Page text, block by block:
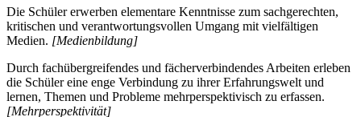
Die Schüler erwerben elementare Kenntnisse zum sachgerechten,
kritischen und verantwortungsvollen Umgang mit vielfältigen
Medien. [Medienbildung]
Durch fachübergreifendes und fächerverbindendes Arbeiten erleben
die Schüler eine enge Verbindung zu ihrer Erfahrungswelt und
lernen, Themen und Probleme mehrperspektivisch zu erfassen.
[Mehrperspektivität]